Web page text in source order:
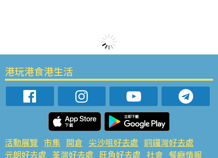
港玩港食港生活
活動展覽 市集 開倉 尖沙咀好去處 銅鑼灣好去處
元朗好去處 荃灣好去處 旺角好去處 社會 餐廳情報